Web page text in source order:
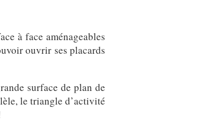
à face aménageables
ouvrir ses placards
surface de plan de
le triangle d’activité